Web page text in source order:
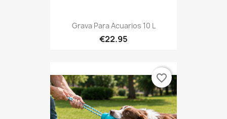
Grava Para Acuarios 10 L
€22.95
favorite_border